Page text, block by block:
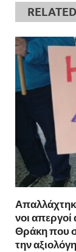
νοι απεργοί
Θράκη που
την